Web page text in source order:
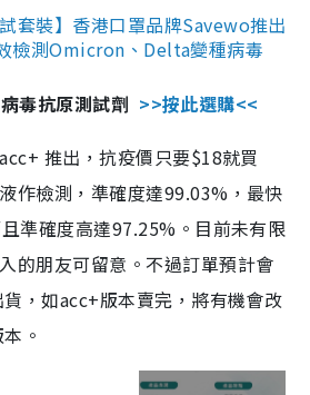
套裝】香港口罩品牌Savewo推出
檢測Omicron、Delta變種病毒
毒抗原測試劑 >>按此選購<<
推出，抗疫價只要$18就買
作檢測，準確度達99.03%，最快
準確度高達97.25%。目前未有限
的朋友可留意。不過訂單預計會
，如acc+版本賣完，將有機會改
。